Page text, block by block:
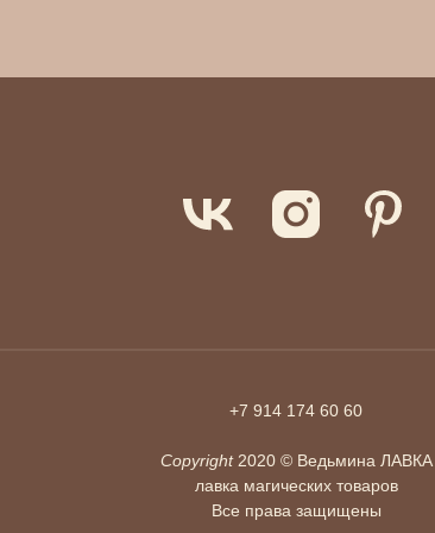
+7 914 174 60 60
Copyright2020 © Ведьмина ЛАВКА
лавка магических товаров
Все права защищены